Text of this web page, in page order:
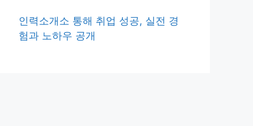
인력소개소 통해 취업 성공, 실전 경
험과 노하우 공개